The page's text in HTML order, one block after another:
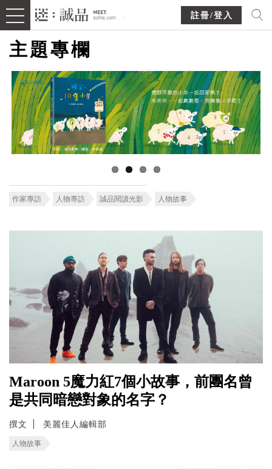
註冊/登入
主題專欄
作家專訪 人物專訪 誠品閱讀光影 人物故事
Maroon 5魔力紅7個小故事，前團名曾
是共同暗戀對象的名字？
撰文 美麗佳人編輯部
人物故事